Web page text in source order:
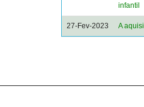
infantil
27-Fev-2023 A